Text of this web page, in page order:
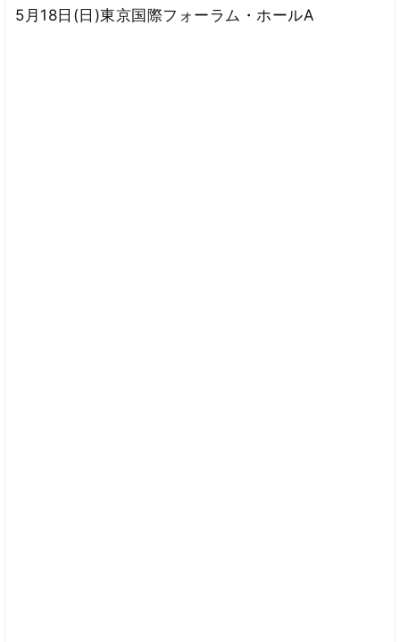
5月18日(日)東京国際フォーラム・ホールA